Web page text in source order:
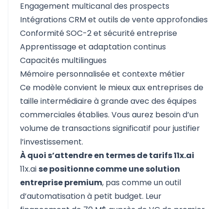
Engagement multicanal des prospects
Intégrations CRM et outils de vente approfondies
Conformité SOC-2 et sécurité entreprise
Apprentissage et adaptation continus
Capacités multilingues
Mémoire personnalisée et contexte métier
Ce modèle convient le mieux aux entreprises de
taille intermédiaire à grande avec des équipes
commerciales établies. Vous aurez besoin d’un
volume de transactions significatif pour justifier
l’investissement.
À quoi s’attendre en termes de tarifs 11x.ai
11x.aise positionne comme une solution
entreprise premium, pas comme un outil
d’automatisation à petit budget. Leur